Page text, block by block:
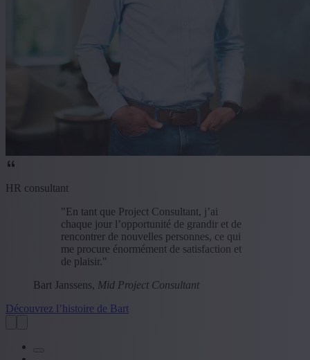
HR consultant
"En tant que Project Consultant, j’ai
chaque jour l’opportunité de grandir et de
rencontrer de nouvelles personnes, ce qui
me procure énormément de satisfaction et
de plaisir."
Bart Janssens, Mid Project Consultant
Découvrez l’histoire de Bart